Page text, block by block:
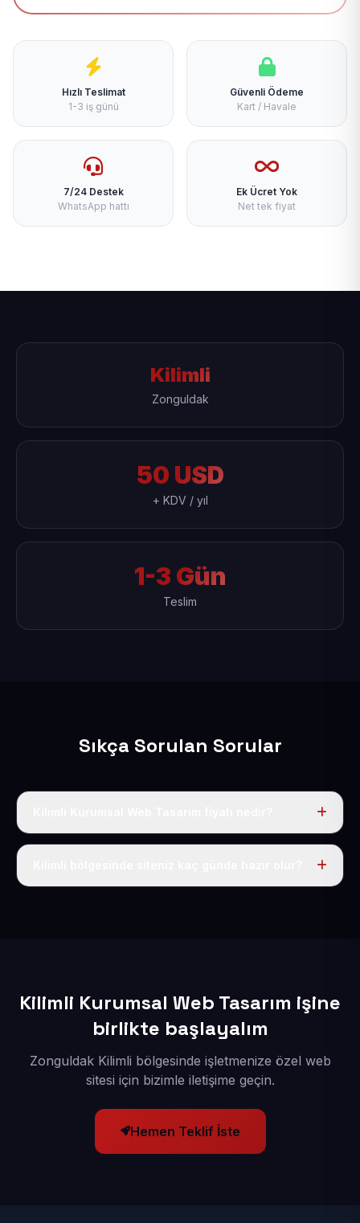
Hızlı Teslimat
1-3 iş günü
Güvenli Ödeme
Kart / Havale
7/24 Destek
WhatsApp hattı
Ek Ücret Yok
Net tek fiyat
Kilimli
Zonguldak
50 USD
+ KDV / yıl
1-3 Gün
Teslim
Sıkça Sorulan Sorular
Tek fiyat uygulanır: yıllık 50 USD + KDV. Bu bedele alan
Kilimli Kurumsal Web Tasarım işine
birlikte başlayalım
Zonguldak Kilimli bölgesinde işletmenize özel web
sitesi için bizimle iletişime geçin.
Hemen Teklif İste